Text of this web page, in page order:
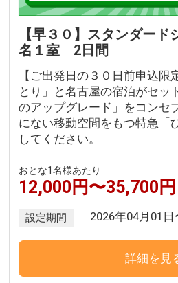
【早３０】スタンダー
名１室 2日間
【ご出発日の３０日前申込
とり」と名古屋の宿泊がセッ
のアップグレード」をコンセ
にない移動空間をもつ特急「
してください。
おとな1名様あたり
12,000円〜35,700円
設定期間 2026年04月01日
詳細を見